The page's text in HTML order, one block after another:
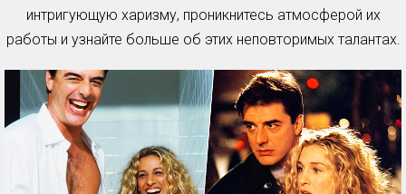
интригующую харизму, проникнитесь атмосферой их
работы и узнайте больше об этих неповторимых талантах.